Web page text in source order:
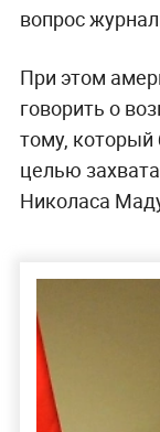
вопрос
При этом
говорить о
тому, который
целью
Николаса